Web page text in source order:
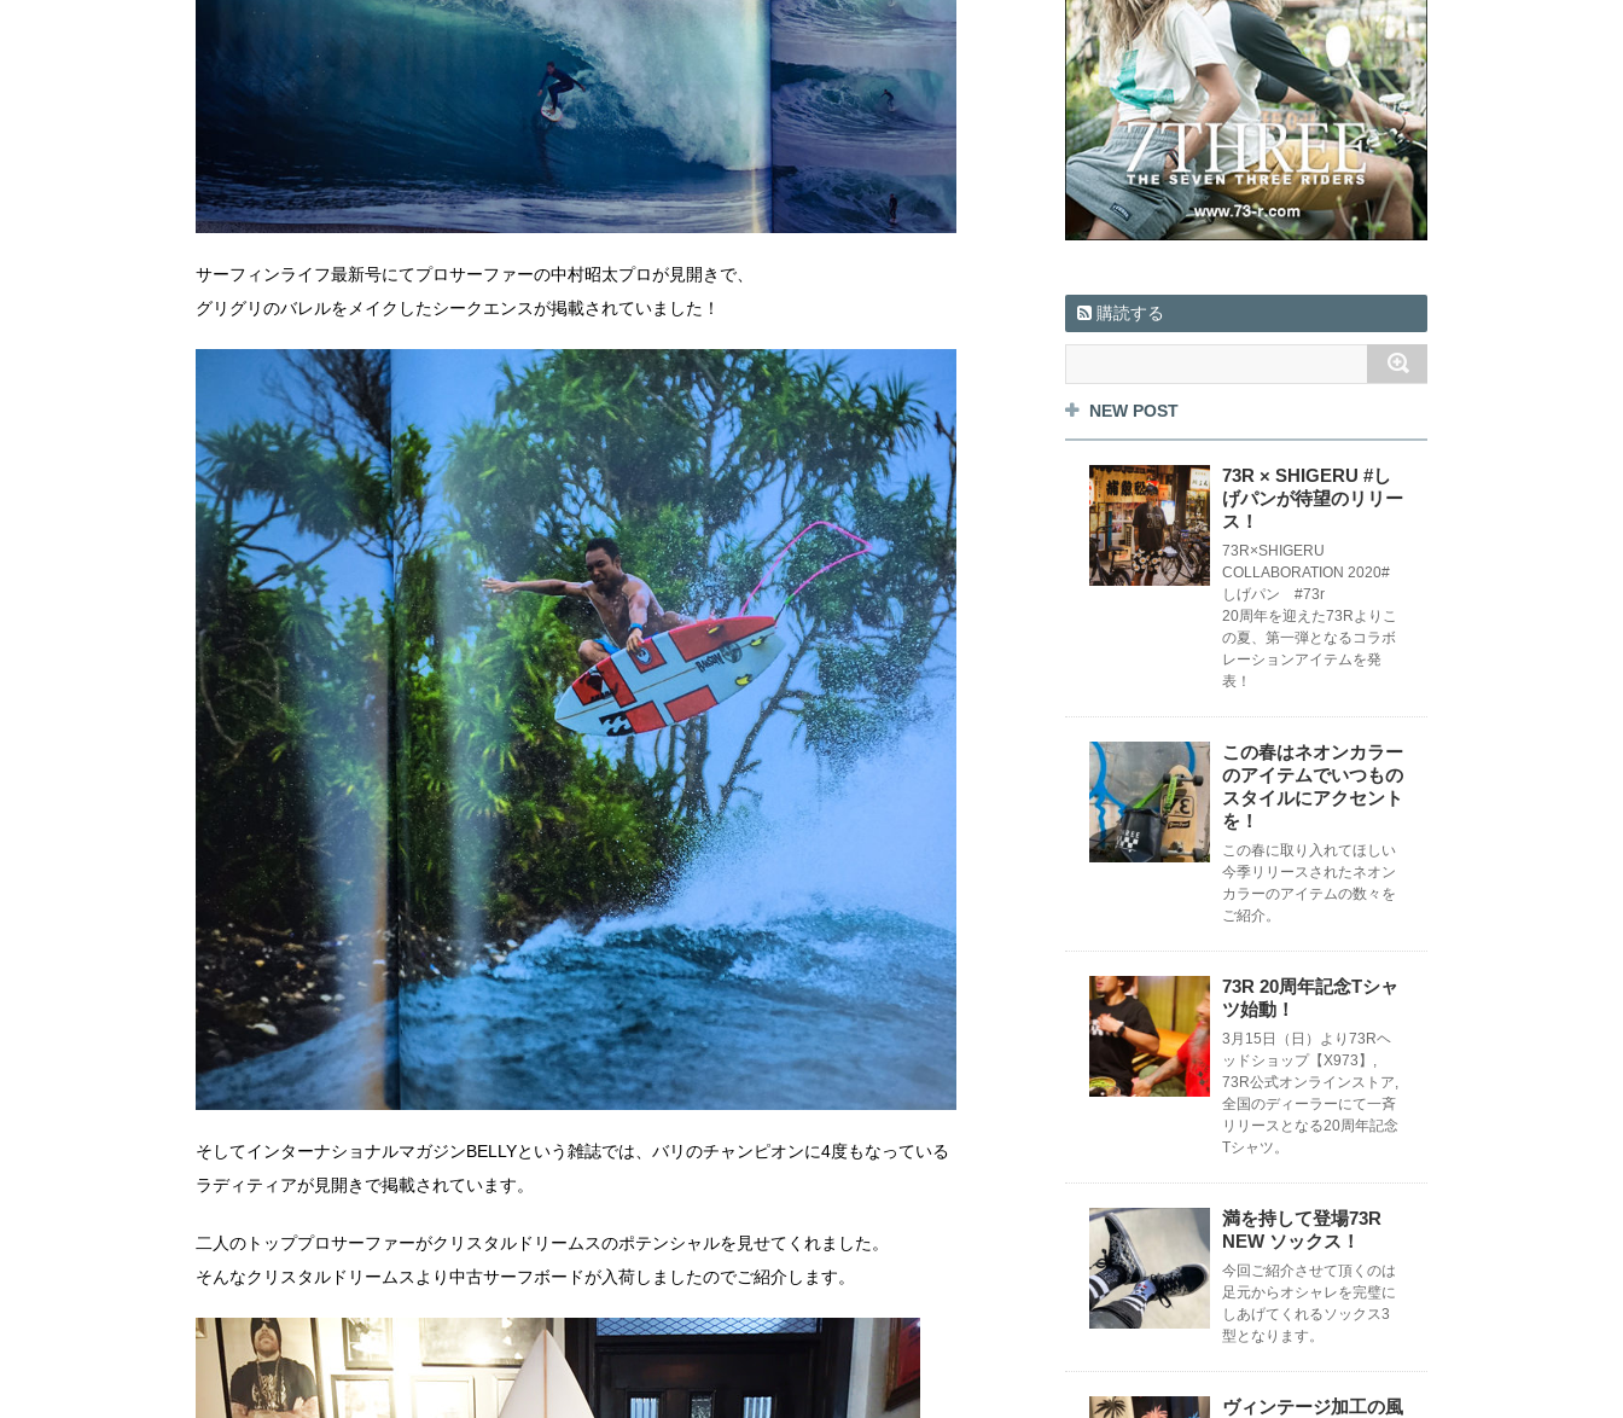
サーフィンライフ最新号にてプロサーファーの中村昭太プロが見開きで、
グリグリのバレルをメイクしたシークエンスが掲載されていました！
そしてインターナショナルマガジンBELLYという雑誌では、バリのチャンピオンに4度もなっている
ラディティアが見開きで掲載されています。
二人のトッププロサーファーがクリスタルドリームスのポテンシャルを見せてくれました。
そんなクリスタルドリームスより中古サーフボードが入荷しましたのでご紹介します。
購読する
NEW POST
73R × SHIGERU #し
げパンが待望のリリー
ス！
73R×SHIGERU
COLLABORATION 2020#
しげパン #73r
20周年を迎えた73Rよりこ
の夏、第一弾となるコラボ
レーションアイテムを発
表！
この春はネオンカラー
のアイテムでいつもの
スタイルにアクセント
を！
この春に取り入れてほしい
今季リリースされたネオン
カラーのアイテムの数々を
ご紹介。
73R 20周年記念Tシャ
ツ始動！
3月15日（日）より73Rヘ
ッドショップ【X973】,
73R公式オンラインストア,
全国のディーラーにて一斉
リリースとなる20周年記念
Tシャツ。
満を持して登場73R
NEW ソックス！
今回ご紹介させて頂くのは
足元からオシャレを完璧に
しあげてくれるソックス3
型となります。
ヴィンテージ加工の風